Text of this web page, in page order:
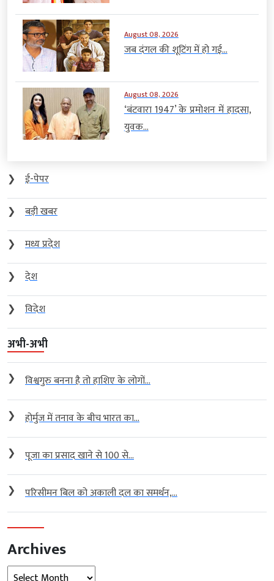
August 08, 2026
जब दंगल की शूटिंग में हो गई...
August 08, 2026
‘बंटवारा 1947’ के प्रमोशन में हादसा,
युवक...
❯
ई-पेपर
❯
बड़ी खबर
❯
मध्य प्रदेश
❯
देश
❯
विदेश
अभी-अभी
❯ विश्वगुरु बनना है तो हाशिए के लोगों...
❯ होर्मुज में तनाव के बीच भारत का...
❯ पूजा का प्रसाद खाने से 100 से...
❯ परिसीमन बिल को अकाली दल का समर्थन,...
Archives
Archives